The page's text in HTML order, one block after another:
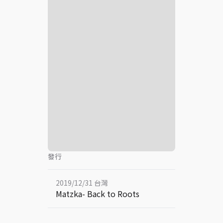
發行
2019/12/31 台灣
Matzka- Back to Roots